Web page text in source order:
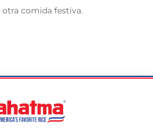
comida festiva.